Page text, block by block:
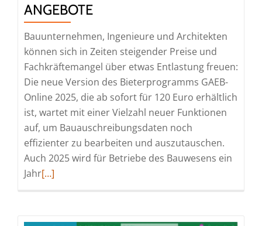
ANGEBOTE
Bauunternehmen, Ingenieure und Architekten
können sich in Zeiten steigender Preise und
Fachkräftemangel über etwas Entlastung freuen:
Die neue Version des Bieterprogramms GAEB-
Online 2025, die ab sofort für 120 Euro erhältlich
ist, wartet mit einer Vielzahl neuer Funktionen
auf, um Bauauschreibungsdaten noch
effizienter zu bearbeiten und auszutauschen.
Auch 2025 wird für Betriebe des Bauwesens ein
JahrRead
[…]